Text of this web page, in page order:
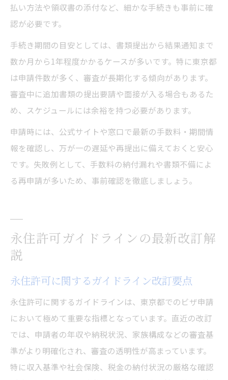
払い方法や領収書の添付など、細かな手続きも事前に確
認が必要です。
手続き期間の目安としては、書類提出から結果通知まで
数か月から1年程度かかるケースが多いです。特に東京都
は申請件数が多く、審査が長期化する傾向があります。
審査中に追加書類の提出要請や面接が入る場合もあるた
め、スケジュールには余裕を持つ必要があります。
申請時には、公式サイトや窓口で最新の手数料・期間情
報を確認し、万が一の遅延や再提出に備えておくと安心
です。失敗例として、手数料の納付漏れや書類不備によ
る再申請が多いため、事前確認を徹底しましょう。
永住許可ガイドラインの最新改訂解
説
永住許可に関するガイドライン改訂要点
永住許可に関するガイドラインは、東京都でのビザ申請
において極めて重要な指標となっています。直近の改訂
では、申請者の年収や納税状況、家族構成などの審査基
準がより明確化され、審査の透明性が高まっています。
特に収入基準や社会保険、税金の納付状況の厳格な確認